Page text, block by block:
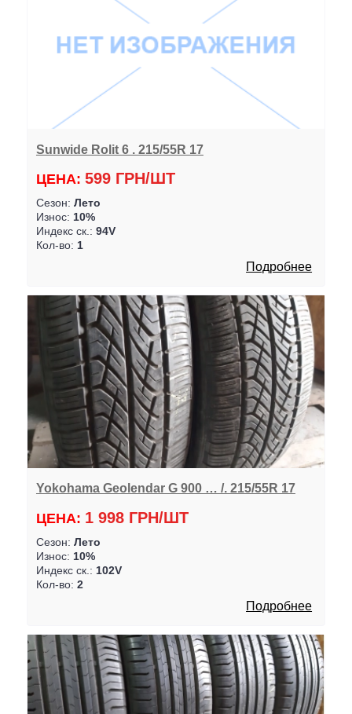
Sunwide Rolit 6 . 215/55R 17
ЦЕНА: 599 ГРН/ШТ
Сезон: Лето
Износ: 10%
Индекс ск.: 94V
Кол-во: 1
Подробнее
Yokohama Geolendar G 900 … /. 215/55R 17
ЦЕНА: 1 998 ГРН/ШТ
Сезон: Лето
Износ: 10%
Индекс ск.: 102V
Кол-во: 2
Подробнее